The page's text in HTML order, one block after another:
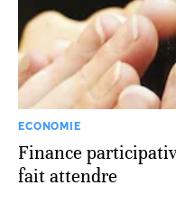
ECONOMIE
Finance
fait attendre